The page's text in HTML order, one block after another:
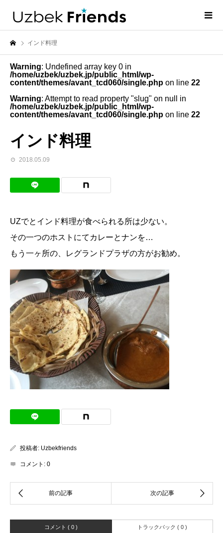
インド料理
Warning: Undefined array key 0 in
/home/uzbek/uzbek.jp/public_html/wp-
content/themes/avant_tcd060/single.php on line 22
Warning: Attempt to read property "slug" on null in
/home/uzbek/uzbek.jp/public_html/wp-
content/themes/avant_tcd060/single.php on line 22
インド料理
2018.05.09
UZでとインド料理が食べられる所は少ない。
その一つのホストにてカレーとナンを…
もう一ヶ所の、レグランドプラザの方がお勧め。
投稿者: Uzbekfriends
コメント: 0
コメント ( 0 ) トラックバック ( 0 )